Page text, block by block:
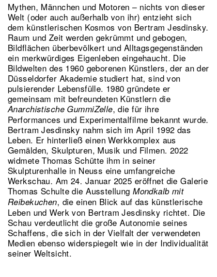
Mythen, Männchen und Motoren – nichts von dieser
Welt (oder auch außerhalb von ihr) entzieht sich
dem künstlerischen Kosmos von Bertram Jesdinsky.
Raum und Zeit werden gekrümmt und gebogen,
Bildflächen überbevölkert und Alltagsgegenständen
ein merkwürdiges Eigenleben eingehaucht. Die
Bildwelten des 1960 geborenen Künstlers, der an der
Düsseldorfer Akademie studiert hat, sind von
pulsierender Lebensfülle. 1980 gründete er
gemeinsam mit befreundeten Künstlern die
Anarchistische GummiZelle, die für ihre
Performances und Experimentalfilme bekannt wurde.
Bertram Jesdinsky nahm sich im April 1992 das
Leben. Er hinterließ einen Werkkomplex aus
Gemälden, Skulpturen, Musik und Filmen. 2022
widmete Thomas Schütte ihm in seiner
Skulpturenhalle in Neuss eine umfangreiche
Werkschau. Am 24. Januar 2025 eröffnet die Galerie
Thomas Schulte die AusstellungMondkalb mit
Reibekuchen, die einen Blick auf das künstlerische
Leben und Werk von Bertram Jesdinsky richtet. Die
Schau verdeutlicht die große Autonomie seines
Schaffens, die sich in der Vielfalt der verwendeten
Medien ebenso widerspiegelt wie in der Individualität
seiner Weltsicht.